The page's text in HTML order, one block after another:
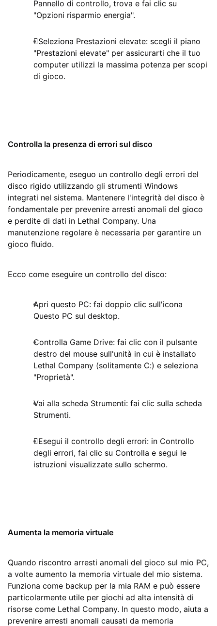
Pannello di controllo, trova e fai clic su
"Opzioni risparmio energia".
Seleziona Prestazioni elevate: scegli il piano
"Prestazioni elevate" per assicurarti che il tuo
computer utilizzi la massima potenza per scopi
di gioco.
Controlla la presenza di errori sul disco
Periodicamente, eseguo un controllo degli errori del
disco rigido utilizzando gli strumenti Windows
integrati nel sistema. Mantenere l'integrità del disco è
fondamentale per prevenire arresti anomali del gioco
e perdite di dati in Lethal Company. Una
manutenzione regolare è necessaria per garantire un
gioco fluido.
Ecco come eseguire un controllo del disco:
Apri questo PC: fai doppio clic sull'icona
Questo PC sul desktop.
Controlla Game Drive: fai clic con il pulsante
destro del mouse sull'unità in cui è installato
Lethal Company (solitamente C:) e seleziona
"Proprietà".
Vai alla scheda Strumenti: fai clic sulla scheda
Strumenti.
Esegui il controllo degli errori: in Controllo
degli errori, fai clic su Controlla e segui le
istruzioni visualizzate sullo schermo.
Aumenta la memoria virtuale
Quando riscontro arresti anomali del gioco sul mio PC,
a volte aumento la memoria virtuale del mio sistema.
Funziona come backup per la mia RAM e può essere
particolarmente utile per giochi ad alta intensità di
risorse come Lethal Company. In questo modo, aiuta a
prevenire arresti anomali causati da memoria